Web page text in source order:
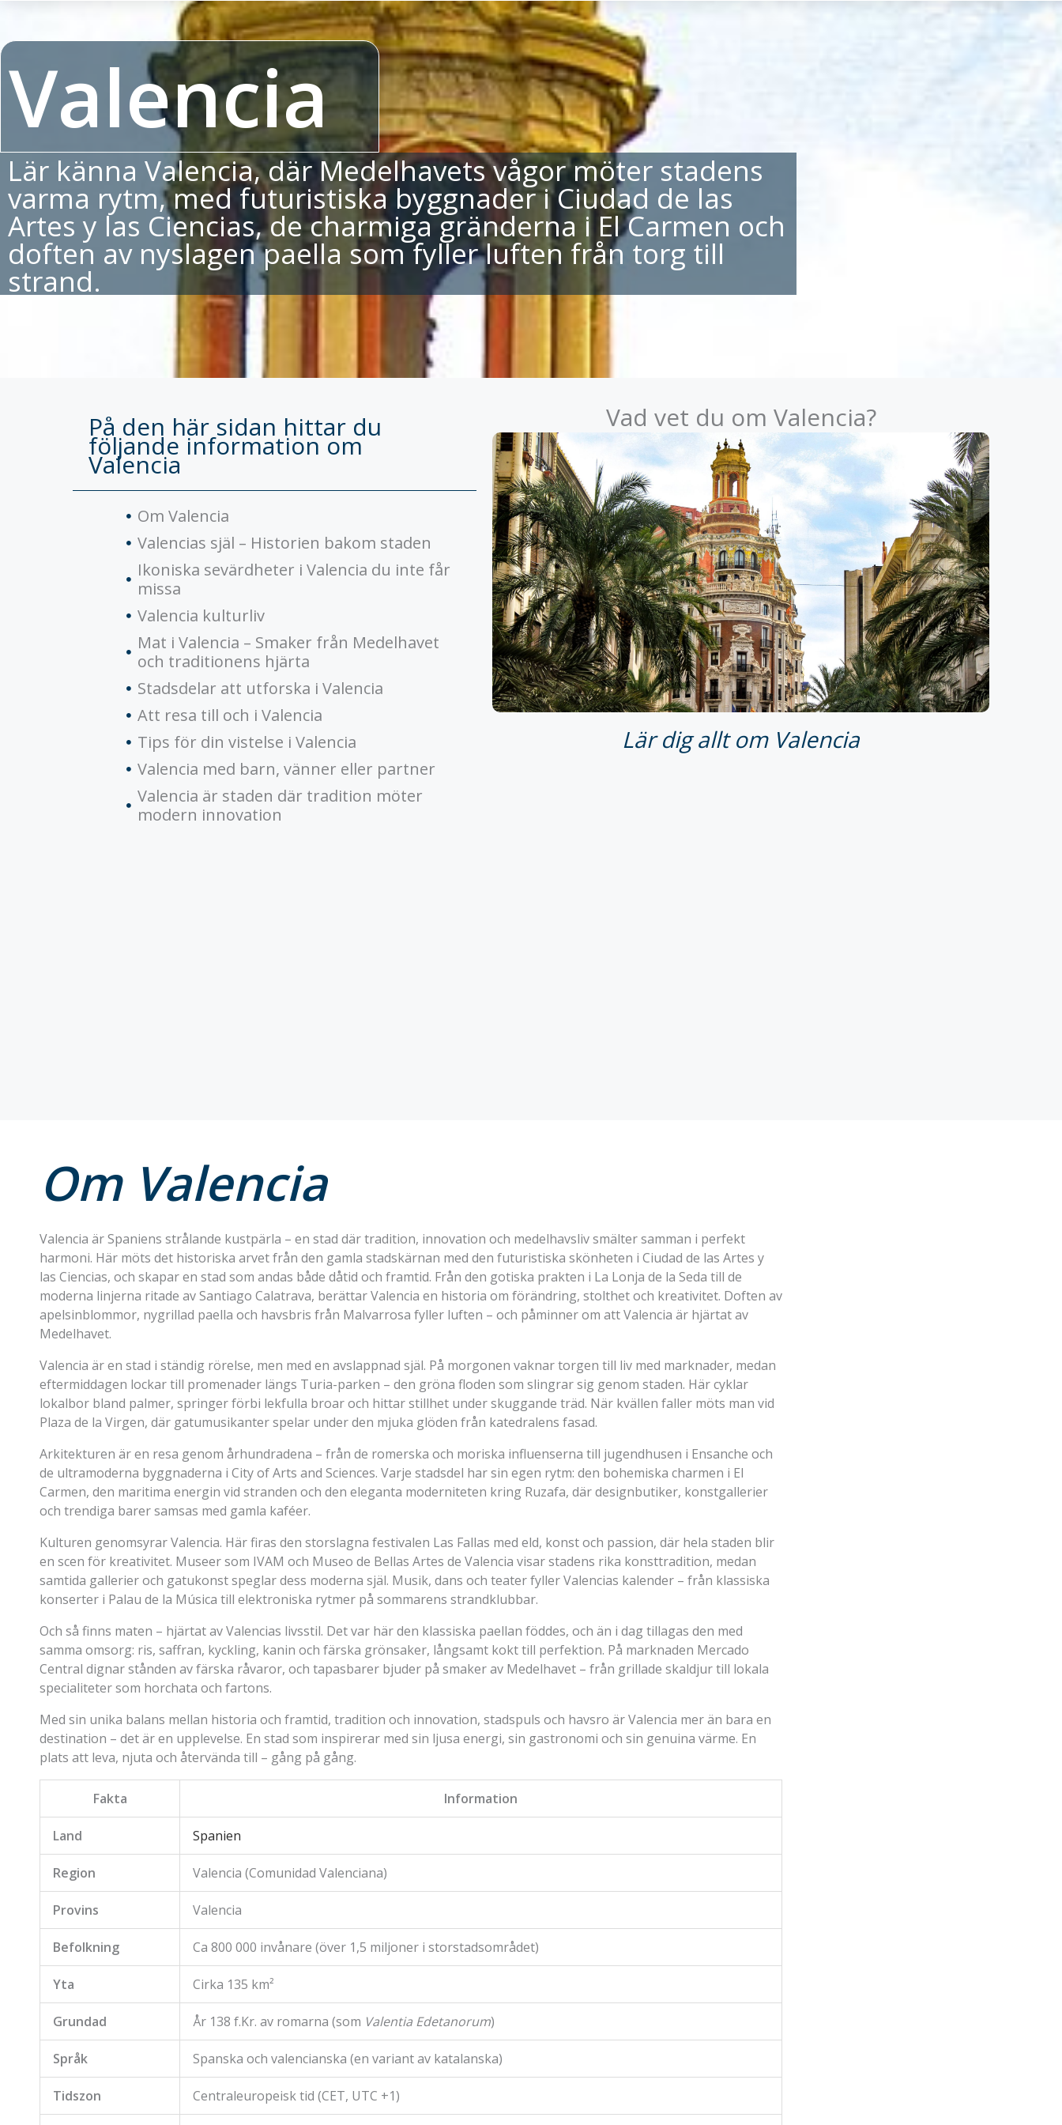
Valencia
Lär känna Valencia, där Medelhavets vågor möter stadens
varma rytm, med futuristiska byggnader i Ciudad de las
Artes y las Ciencias, de charmiga gränderna i El Carmen och
doften av nyslagen paella som fyller luften från torg till
strand.
På den här sidan hittar du
följande information om
Valencia
Om Valencia
Valencias själ – Historien bakom staden
Ikoniska sevärdheter i Valencia du inte får
missa
Valencia kulturliv
Mat i Valencia – Smaker från Medelhavet
och traditionens hjärta
Stadsdelar att utforska i Valencia
Att resa till och i Valencia
Tips för din vistelse i Valencia
Valencia med barn, vänner eller partner
Valencia är staden där tradition möter
modern innovation
Vad vet du om Valencia?
Lär dig allt om Valencia
Om Valencia
Valencia är Spaniens strålande kustpärla – en stad där tradition, innovation och medelhavsliv smälter samman i perfekt
harmoni. Här möts det historiska arvet från den gamla stadskärnan med den futuristiska skönheten i Ciudad de las Artes y
las Ciencias, och skapar en stad som andas både dåtid och framtid. Från den gotiska prakten i La Lonja de la Seda till de
moderna linjerna ritade av Santiago Calatrava, berättar Valencia en historia om förändring, stolthet och kreativitet. Doften av
apelsinblommor, nygrillad paella och havsbris från Malvarrosa fyller luften – och påminner om att Valencia är hjärtat av
Medelhavet.
Valencia är en stad i ständig rörelse, men med en avslappnad själ. På morgonen vaknar torgen till liv med marknader, medan
eftermiddagen lockar till promenader längs Turia-parken – den gröna floden som slingrar sig genom staden. Här cyklar
lokalbor bland palmer, springer förbi lekfulla broar och hittar stillhet under skuggande träd. När kvällen faller möts man vid
Plaza de la Virgen, där gatumusikanter spelar under den mjuka glöden från katedralens fasad.
Arkitekturen är en resa genom århundradena – från de romerska och moriska influenserna till jugendhusen i Ensanche och
de ultramoderna byggnaderna i City of Arts and Sciences. Varje stadsdel har sin egen rytm: den bohemiska charmen i El
Carmen, den maritima energin vid stranden och den eleganta moderniteten kring Ruzafa, där designbutiker, konstgallerier
och trendiga barer samsas med gamla kaféer.
Kulturen genomsyrar Valencia. Här firas den storslagna festivalen Las Fallas med eld, konst och passion, där hela staden blir
en scen för kreativitet. Museer som IVAM och Museo de Bellas Artes de Valencia visar stadens rika konsttradition, medan
samtida gallerier och gatukonst speglar dess moderna själ. Musik, dans och teater fyller Valencias kalender – från klassiska
konserter i Palau de la Música till elektroniska rytmer på sommarens strandklubbar.
Och så finns maten – hjärtat av Valencias livsstil. Det var här den klassiska paellan föddes, och än i dag tillagas den med
samma omsorg: ris, saffran, kyckling, kanin och färska grönsaker, långsamt kokt till perfektion. På marknaden Mercado
Central dignar stånden av färska råvaror, och tapasbarer bjuder på smaker av Medelhavet – från grillade skaldjur till lokala
specialiteter som horchata och fartons.
Med sin unika balans mellan historia och framtid, tradition och innovation, stadspuls och havsro är Valencia mer än bara en
destination – det är en upplevelse. En stad som inspirerar med sin ljusa energi, sin gastronomi och sin genuina värme. En
plats att leva, njuta och återvända till – gång på gång.
Fakta Information
Land Spanien
Region Valencia (Comunidad Valenciana)
Provins Valencia
Befolkning Ca 800 000 invånare (över 1,5 miljoner i storstadsområdet)
Yta Cirka 135 km²
Grundad År 138 f.Kr. av romarna (som Valentia Edetanorum)
Språk Spanska och valencianska (en variant av katalanska)
Tidszon Centraleuropeisk tid (CET, UTC +1)